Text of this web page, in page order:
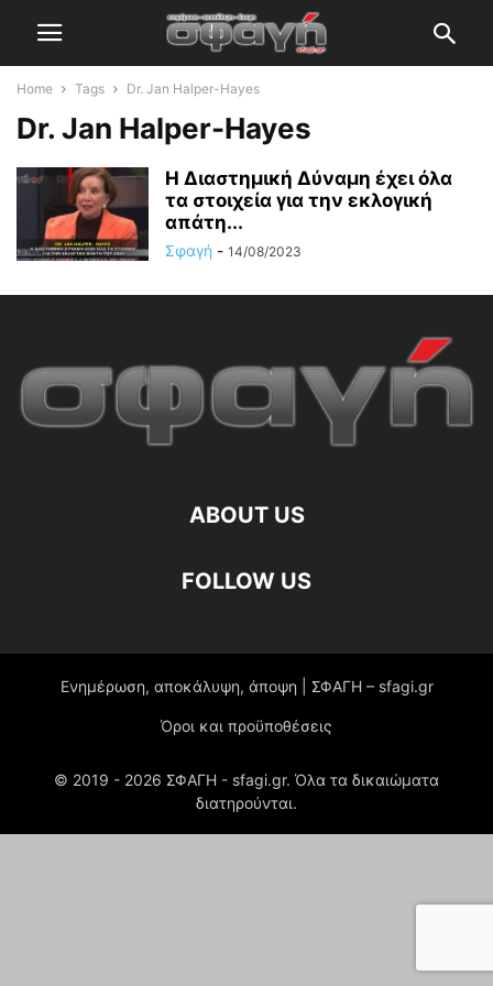
Home Tags Dr. Jan Halper-Hayes
Dr. Jan Halper-Hayes
Η Διαστημική Δύναμη έχει όλα
τα στοιχεία για την εκλογική
απάτη...
Σφαγή - 14/08/2023
ABOUT US
FOLLOW US
Ενημέρωση, αποκάλυψη, άποψη | ΣΦΑΓΗ – sfagi.gr
Όροι και προϋποθέσεις
© 2019 - 2026 ΣΦΑΓΗ - sfagi.gr. Όλα τα δικαιώματα
διατηρούνται.